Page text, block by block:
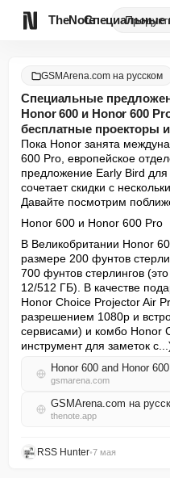
TheNote
GSMArena.com на русском
Специальные
Honor 600 и Honor 600
бесплатные проекторы
Пока Honor занята
600 Pro, европейское
предложение Early Bird
сочетает скидки с
Давайте посмотрим
Honor 600 и Honor 600 Pro
В Великобритании Honor
размере 200 фунтов
700 фунтов стерлингов
12/512 ГБ). В качестве
Honor Choice Projector Air
разрешением 1080p и
сервисами) и комбо Honor
инструмент для заметок
gsmarena.com
GSMArena.com на
thenote.app
RSS Hunter•7 мая